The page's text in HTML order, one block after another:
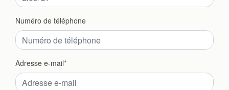
Numéro de téléphone
Adresse e-mail